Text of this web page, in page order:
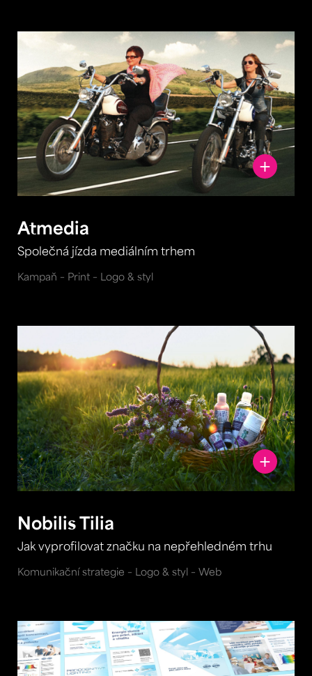
Atmedia
Společná jízda mediálním trhem
Kampaň – Print – Logo & styl
Nobilis Tilia
Jak vyprofilovat značku na nepřehledném trhu
Komunikační strategie – Logo & styl – Web